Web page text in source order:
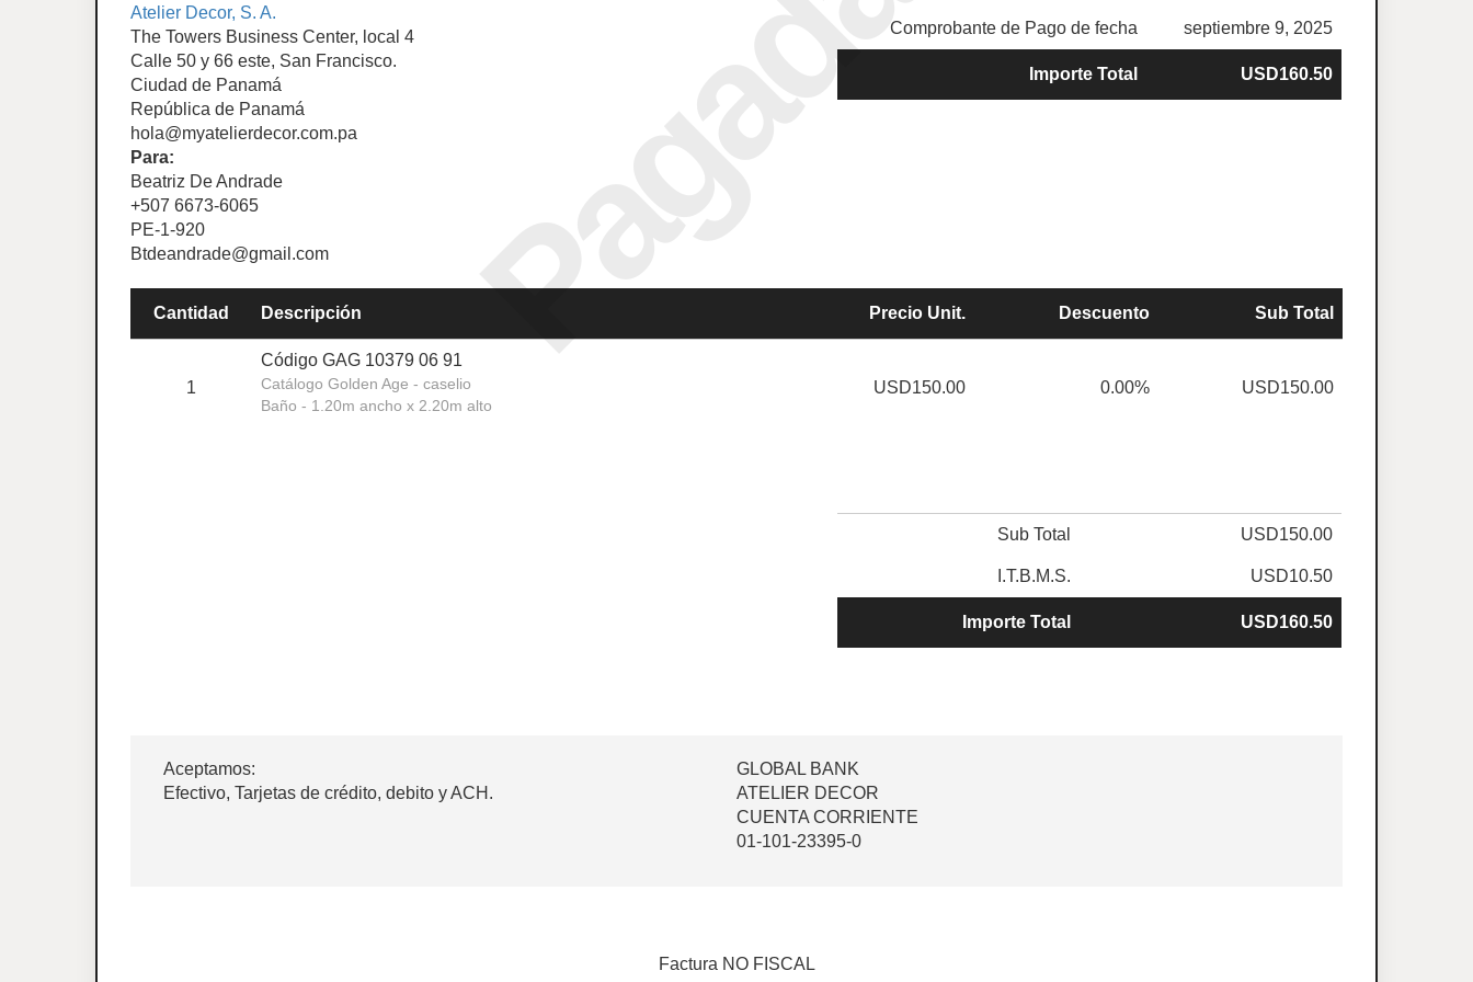
Pagada
Atelier Decor, S. A.
The Towers Business Center, local 4
Calle 50 y 66 este, San Francisco.
Ciudad de Panamá
República de Panamá
hola@myatelierdecor.com.pa
Comprobante de Pago de fecha septiembre 9, 2025
Importe Total USD160.50
Para:
Beatriz De Andrade
+507 6673-6065
PE-1-920
Btdeandrade@gmail.com
Cantidad Descripción Precio Unit. Descuento Sub Total
1
Código GAG 10379 06 91
Catálogo Golden Age - caselio
Baño - 1.20m ancho x 2.20m alto
USD150.00 0.00% USD150.00
Sub Total USD150.00
I.T.B.M.S. USD10.50
Importe Total USD160.50
Aceptamos:
Efectivo, Tarjetas de crédito, debito y ACH.
GLOBAL BANK
ATELIER DECOR
CUENTA CORRIENTE
01-101-23395-0
Factura NO FISCAL